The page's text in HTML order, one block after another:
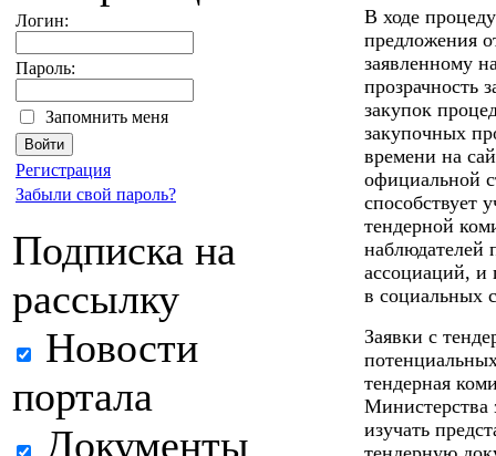
Логин:
Пароль:
Запомнить меня
Регистрация
Забыли свой пароль?
Подписка на
рассылку
Новости
портала
Документы
В ходе
предложения
заявленному
прозрачность
закупок
закупочных
времени на
официальной
способствует
тендерной
ассоциаций, и
в социальных
Заявки с
тендерная
Министерства
изучать